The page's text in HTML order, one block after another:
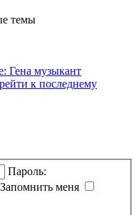
темы
Гена музыкант
к последнему
Пароль:
Запомнить меня